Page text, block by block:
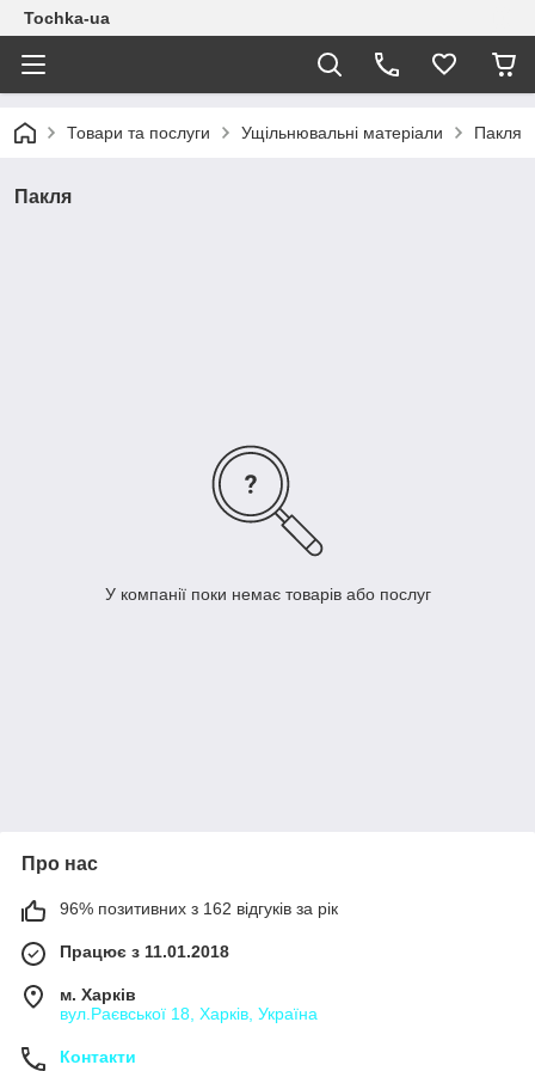
Tochka-ua
Товари та послуги Ущільнювальні матеріали Пакля
Пакля
У компанії поки немає товарів або послуг
Про нас
96% позитивних з 162 відгуків за рік
Працює з 11.01.2018
м. Харків
вул.Раєвської 18, Харків, Україна
Контакти